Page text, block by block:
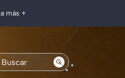
a más +